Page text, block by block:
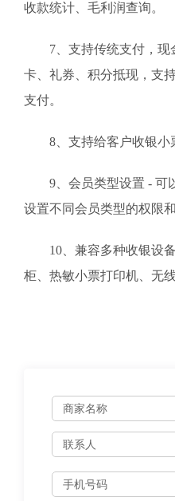
收款统计、毛利润查询。
7、支持传统支付，现
卡、礼券、积分抵现，支
支付。
8、支持给客户收银小
9、会员类型设置 - 可以
设置不同会员类型的权限
10、兼容多种收银设备
柜、热敏小票打印机、无